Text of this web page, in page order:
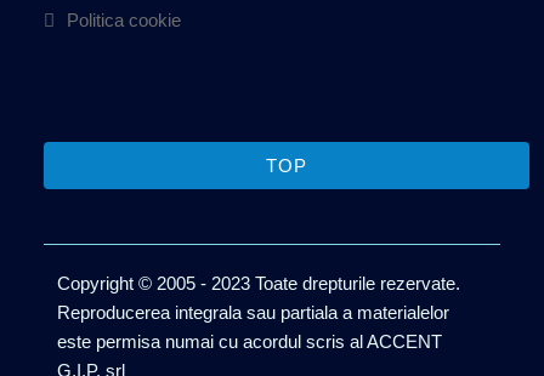
Politica cookie
TOP
Copyright © 2005 - 2023 Toate drepturile rezervate.
Reproducerea integrala sau partiala a materialelor
este permisa numai cu acordul scris al ACCENT
G.I.P. srl